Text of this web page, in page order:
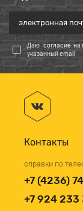
Даю согласие на
указанный email
Контакты
справки по
+7 (4236)
+7 924 233